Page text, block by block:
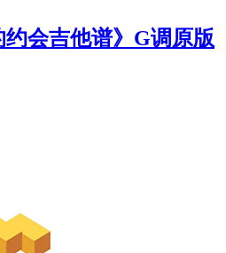
会吉他谱》G调原版